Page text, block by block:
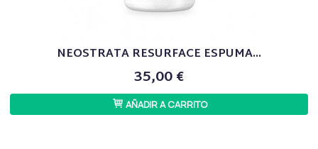
NEOSTRATA RESURFACE ESPUMA...
35,00 €
AÑADIR A CARRITO